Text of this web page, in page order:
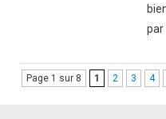
par
Page 1 sur 8 1 2 3 4